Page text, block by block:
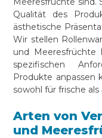
Qualität des
ästhetische
Wir stellen
und Meeresfrüchte
spezifischen
Produkte anpassen
sowohl für frische
Arten von
und